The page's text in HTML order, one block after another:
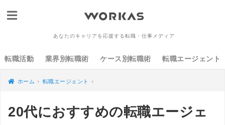
あなたのキャリアを応援する転職・仕事メディア
転職活動 業界別転職術 ケース別転職術 転職エージェント
ホーム 転職エージェント
20代におすすめの転職エージェ